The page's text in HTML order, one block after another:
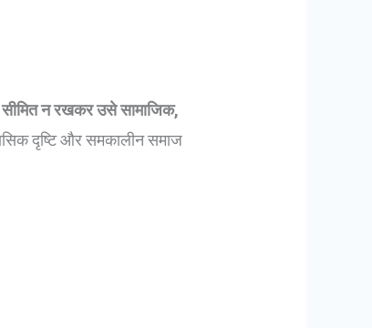
न रखकर उसे सामाजिक,
दृष्टि और समकालीन समाज